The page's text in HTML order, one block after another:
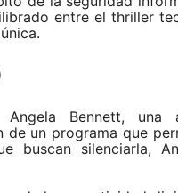
entre el thriller
Bennett, una
de un programa que
buscan silenciarla,